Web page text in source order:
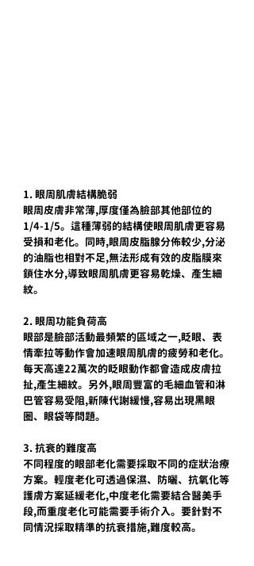
1. 眼周肌膚結構脆弱
眼周皮膚非常薄,厚度僅為臉部其他部位的
1/4-1/5。這種薄弱的結構使眼周肌膚更容易
受損和老化。同時,眼周皮脂腺分佈較少,分泌
的油脂也相對不足,無法形成有效的皮脂膜來
鎖住水分,導致眼周肌膚更容易乾燥、產生細
紋。
2. 眼周功能負荷高
眼部是臉部活動最頻繁的區域之一,眨眼、表
情牽拉等動作會加速眼周肌膚的疲勞和老化。
每天高達22萬次的眨眼動作都會造成皮膚拉
扯,產生細紋。另外,眼周豐富的毛細血管和淋
巴管容易受阻,新陳代謝緩慢,容易出現黑眼
圈、眼袋等問題。
3. 抗衰的難度高
不同程度的眼部老化需要採取不同的症狀治療
方案。輕度老化可透過保濕、防曬、抗氧化等
護膚方案延緩老化,中度老化需要結合醫美手
段,而重度老化可能需要手術介入。要針對不
同情況採取精準的抗衰措施,難度較高。